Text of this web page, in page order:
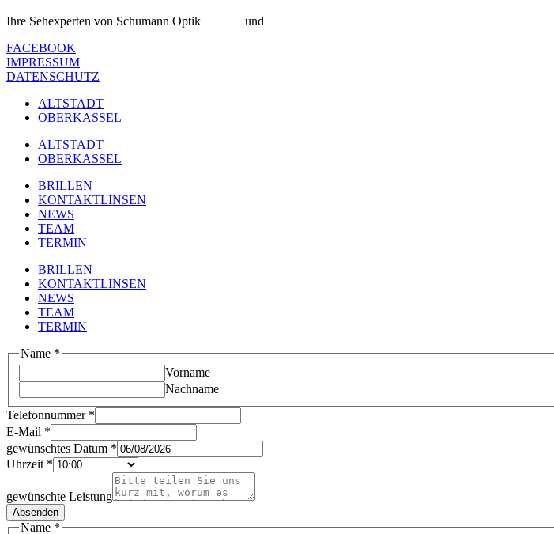
Ihre Sehexperten von Schumann Optik und
FACEBOOK
IMPRESSUM
DATENSCHUTZ
ALTSTADT
OBERKASSEL
ALTSTADT
OBERKASSEL
BRILLEN
KONTAKTLINSEN
NEWS
TEAM
TERMIN
BRILLEN
KONTAKTLINSEN
NEWS
TEAM
TERMIN
Name *
Vorname
Nachname
Telefonnummer *
E-Mail *
gewünschtes Datum *
Uhrzeit *
gewünschte Leistung
Absenden
Name *